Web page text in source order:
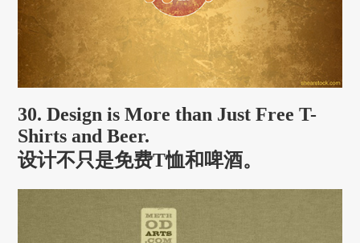
30. Design is More than Just Free T-
Shirts and Beer.
设计不只是免费T恤和啤酒。